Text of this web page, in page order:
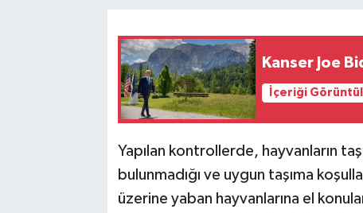
Kanser Joe
İçeriği
Yapılan kontrollerde, hayvanların
bulunmadığı ve uygun taşıma
üzerine yaban hayvanlarına el